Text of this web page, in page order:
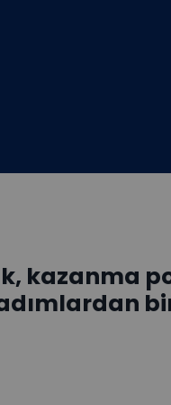
kazanma